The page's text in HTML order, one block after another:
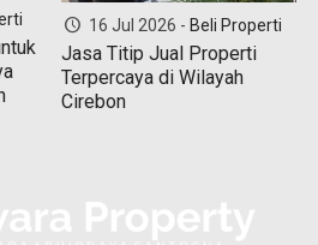
16 Jul 2026 - Beli Properti
Jasa Titip Jual Properti
Terpercaya di Wilayah
Cirebon